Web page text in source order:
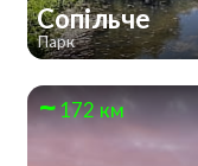
Сопільче
Парк
172 км